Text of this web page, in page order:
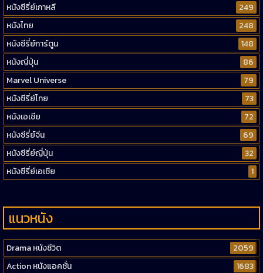
หนังซีรี่ย์เกาหลี
249
หนังไทย
248
หนังซีรี่ย์การ์ตูน
148
หนังญี่ปุ่น
86
Marvel Universe
79
หนังซีรี่ย์ไทย
73
หนังเอเชีย
72
หนังซีรี่ย์จีน
69
หนังซีรี่ย์ญี่ปุ่น
32
หนังซีรี่ย์เอเชีย
1
แนวหนัง
Drama หนังชีวิต
2059
Action หนังแอคชั่น
1683